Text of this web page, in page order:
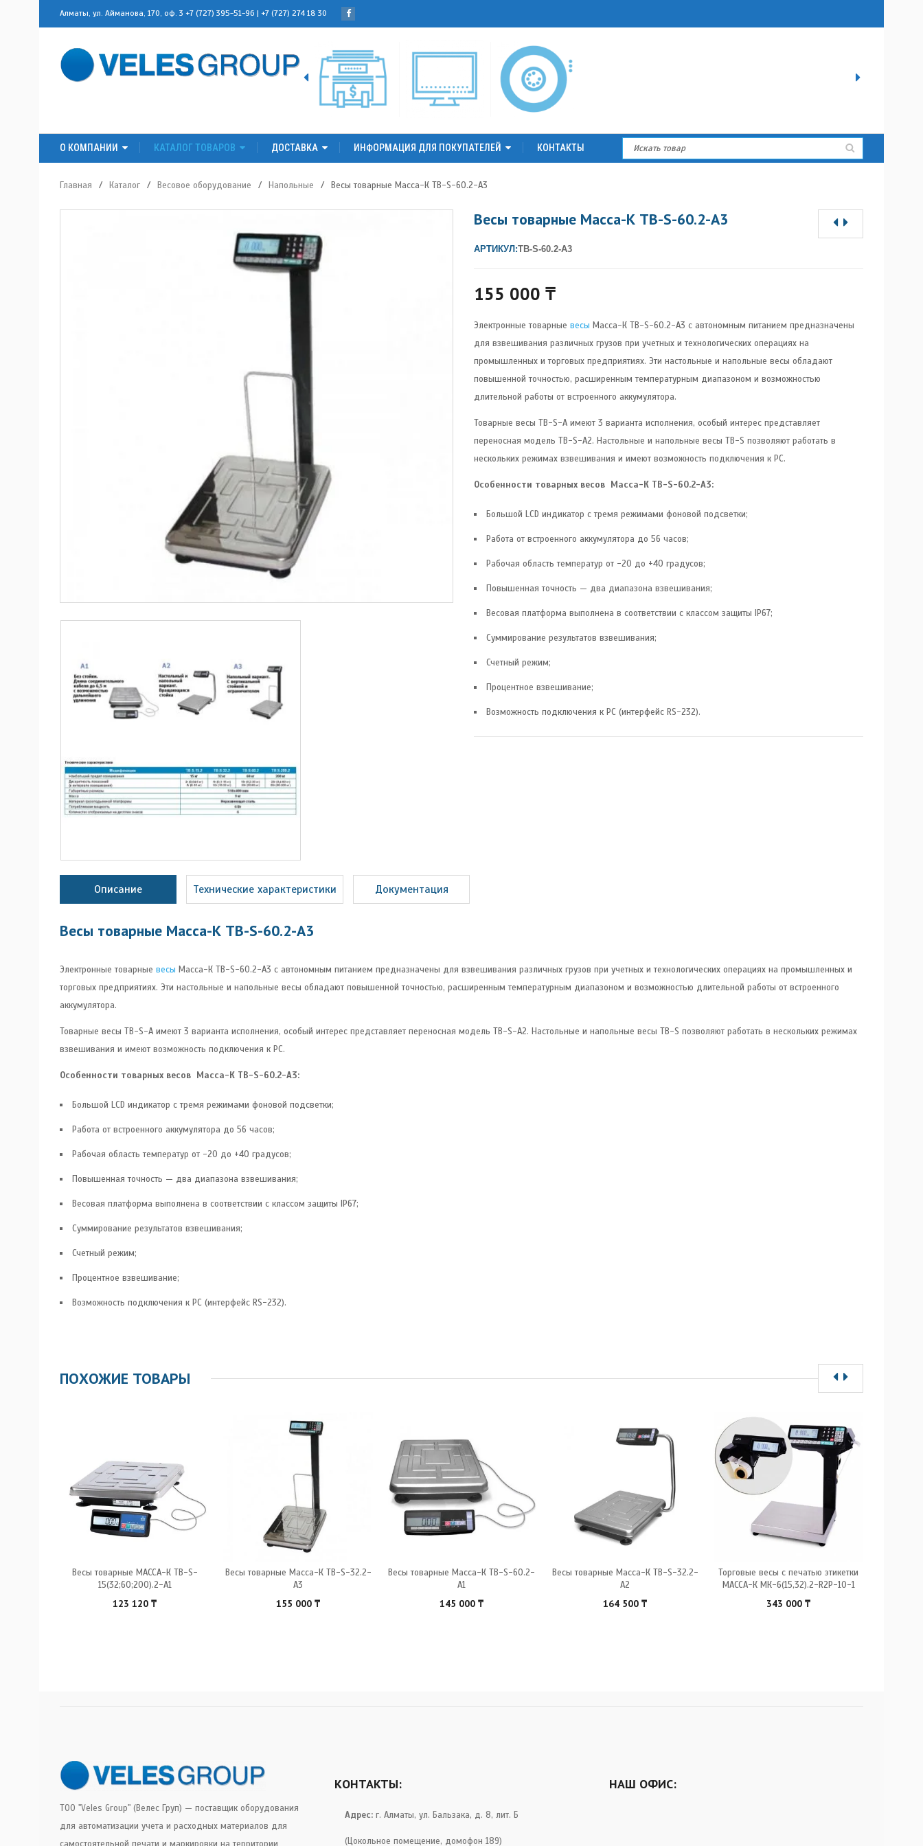
Алматы, ул. Айманова, 170, оф. 3 +7 (727) 395-51-96 | +7 (727) 274 18 30
О КОМПАНИИ КАТАЛОГ ТОВАРОВ ДОСТАВКА ИНФОРМАЦИЯ ДЛЯ ПОКУПАТЕЛЕЙ КОНТАКТЫ
Главная / Каталог / Весовое оборудование / Напольные / Весы товарные Масса-К ТB-S-60.2-А3
Весы товарные Масса-К ТB-S-60.2-А3
АРТИКУЛ:ТВ-S-60.2-А3
155 000₸
Электронные товарныевесы Масса-К ТB-S-60.2-А3 c автономным питанием предназначены
для взвешивания различных грузов при учетных и технологических операциях на
промышленных и торговых предприятиях. Эти настольные и напольные весы обладают
повышенной точностью, расширенным температурным диапазоном и возможностью
длительной работы от встроенного аккумулятора.
Товарные весы TB-S-А имеют 3 варианта исполнения, особый интерес представляет
переносная модель TB-S-А2. Настольные и напольные весы TB-S позволяют работать в
нескольких режимах взвешивания и имеют возможность подключения к РС.
Особенности товарных весов Масса-К TB-S-60.2-А3:
Большой LCD индикатор с тремя режимами фоновой подсветки;
Работа от встроенного аккумулятора до 56 часов;
Рабочая область температур от -20 до +40 градусов;
Повышенная точность — два диапазона взвешивания;
Весовая платформа выполнена в соответствии с классом защиты IP67;
Суммирование результатов взвешивания;
Счетный режим;
Процентное взвешивание;
Возможность подключения к PC (интерфейс RS-232).
Описание Технические характеристики Документация
Весы товарные Масса-К ТB-S-60.2-А3
Электронные товарные весы Масса-К ТB-S-60.2-А3 c автономным питанием предназначены для взвешивания различных грузов при учетных и технологических операциях на промышленных и
торговых предприятиях. Эти настольные и напольные весы обладают повышенной точностью, расширенным температурным диапазоном и возможностью длительной работы от встроенного
аккумулятора.
Товарные весы TB-S-А имеют 3 варианта исполнения, особый интерес представляет переносная модель TB-S-А2. Настольные и напольные весы TB-S позволяют работать в нескольких режимах
взвешивания и имеют возможность подключения к РС.
Особенности товарных весов Масса-К TB-S-60.2-А3:
Большой LCD индикатор с тремя режимами фоновой подсветки;
Работа от встроенного аккумулятора до 56 часов;
Рабочая область температур от -20 до +40 градусов;
Повышенная точность — два диапазона взвешивания;
Весовая платформа выполнена в соответствии с классом защиты IP67;
Суммирование результатов взвешивания;
Счетный режим;
Процентное взвешивание;
Возможность подключения к PC (интерфейс RS-232).
ПОХОЖИЕ ТОВАРЫ
Весы товарные МАССА-К ТВ-S-
15(32;60;200).2-А1
123 120 ₸
Весы товарные Масса-К ТB-S-32.2-
А3
155 000 ₸
Весы товарные Масса-К ТB-S-60.2-
А1
145 000 ₸
Весы товарные Масса-К ТB-S-32.2-
А2
164 500 ₸
Торговые весы с печатью этикетки
МАССА-К МК-6(15,32).2-R2P-10-1
343 000 ₸
ТОО "Veles Group" (Велес Груп) — поставщик оборудования
для автоматизации учета и расходных материалов для
самостоятельной печати и маркировки на территории
КОНТАКТЫ:
Адрес: г. Алматы, ул. Бальзака, д. 8, лит. Б
(Цокольное помещение, домофон 189)
НАШ ОФИС: